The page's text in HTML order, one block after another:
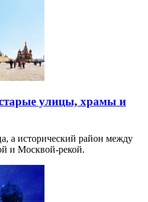
улицы, храмы и
а исторический район между
и Москвой-рекой.